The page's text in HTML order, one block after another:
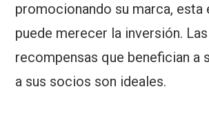
promocionando su marca, esta
puede merecer la inversión. Las
recompensas que benefician a
a sus socios son ideales.